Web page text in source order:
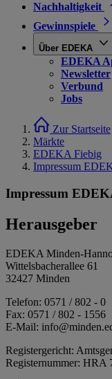
Nachhaltigkeit
Gewinnspiele
Über EDEKA
EDEKA
Newsletter
Verbund
Jobs
Zur Startseite
Märkte
EDEKA Fiebig
Impressum
Impressum
Herausgeber
EDEKA Minden-
Wittelsbacherallee 61
32427 Minden
Telefon: 0571 / 802 - 0
Fax: 0571 / 802 - 1556
E-Mail:
Registergericht:
Registernummer: HRA